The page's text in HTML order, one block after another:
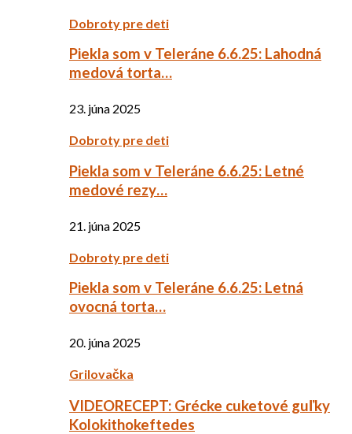
Dobroty pre deti
Piekla som v Teleráne 6.6.25: Lahodná
medová torta…
23. júna 2025
Dobroty pre deti
Piekla som v Teleráne 6.6.25: Letné
medové rezy…
21. júna 2025
Dobroty pre deti
Piekla som v Teleráne 6.6.25: Letná
ovocná torta…
20. júna 2025
Grilovačka
VIDEORECEPT: Grécke cuketové guľky
Kolokithokeftedes